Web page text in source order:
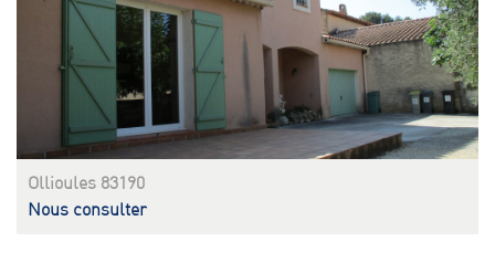
Ollioules 83190
Nous consulter